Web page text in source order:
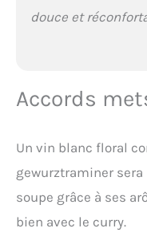
douce et
Accords
Un vin blanc floral
gewurztraminer
soupe grâce à ses
bien avec le curry.